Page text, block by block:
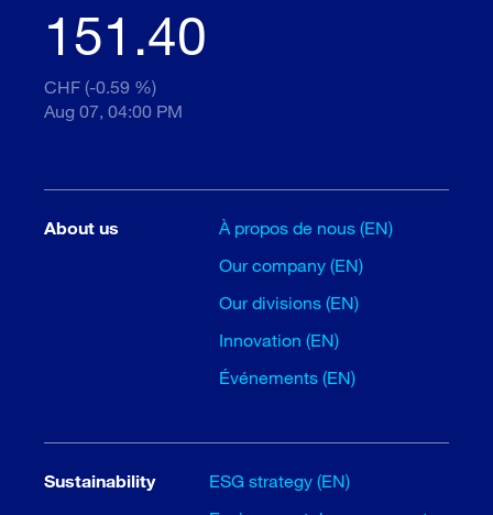
151.40
CHF (-0.59 %)
Aug 07, 04:00 PM
About us
À propos de nous (EN)
Our company (EN)
Our divisions (EN)
Innovation (EN)
Événements (EN)
Sustainability
ESG strategy (EN)